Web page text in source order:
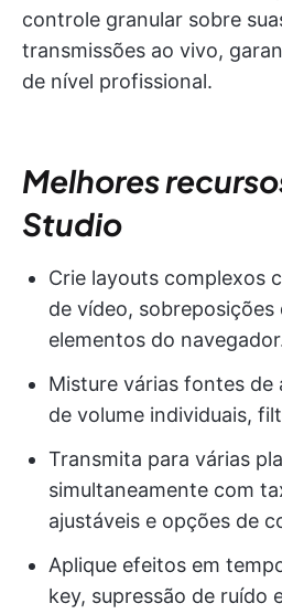
controle granular sobre
transmissões ao vivo,
de nível profissional.
Melhores
Studio
Crie layouts complexos
de vídeo,
elementos do
Misture várias fontes
de volume individuais,
Transmita para várias
simultaneamente com
ajustáveis e opções de
Aplique efeitos em
key, supressão de ruído